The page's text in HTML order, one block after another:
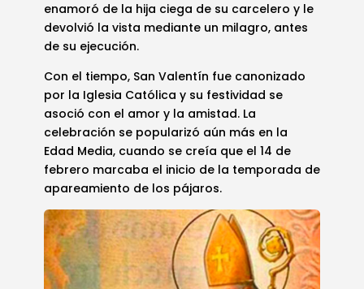
enamoró de la hija ciega de su carcelero y le
devolvió la vista mediante un milagro, antes
de su ejecución.
Con el tiempo, San Valentín fue canonizado
por la Iglesia Católica y su festividad se
asoció con el amor y la amistad. La
celebración se popularizó aún más en la
Edad Media, cuando se creía que el 14 de
febrero marcaba el inicio de la temporada de
apareamiento de los pájaros.